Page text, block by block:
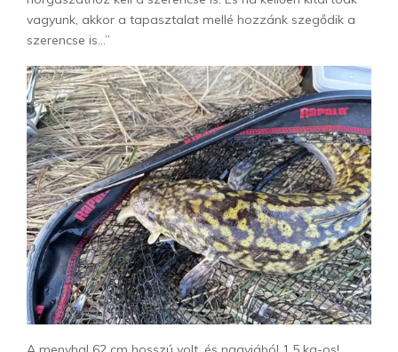
vagyunk, akkor a tapasztalat mellé hozzánk szegődik a
szerencse is…”